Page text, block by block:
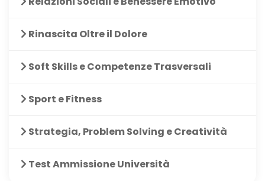
Rinascita Oltre il Dolore
Soft Skills e Competenze Trasversali
Sport e Fitness
Strategia, Problem Solving e Creatività
Test Ammissione Università